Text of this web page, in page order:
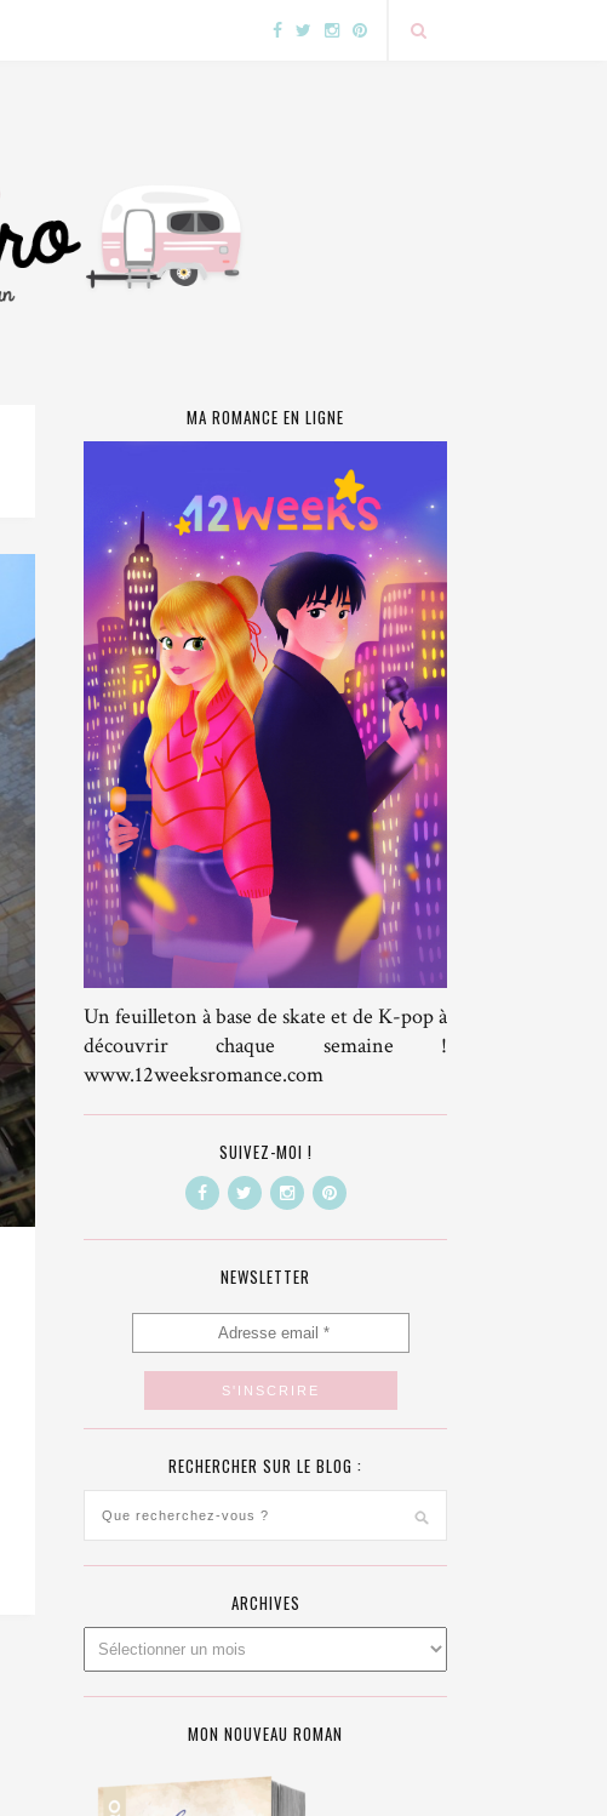
MA ROMANCE EN LIGNE
Un feuilleton à base de skate et de K-pop à
découvrir chaque semaine !
www.12weeksromance.com
SUIVEZ-MOI !
NEWSLETTER
RECHERCHER SUR LE BLOG :
ARCHIVES
MON NOUVEAU ROMAN